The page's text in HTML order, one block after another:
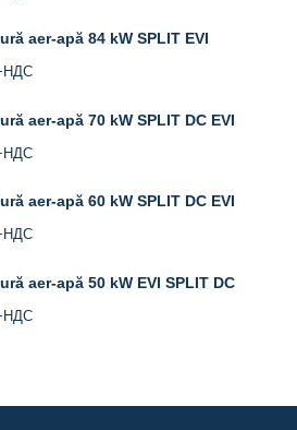
aer-apă 84 kW SPLIT EVI
aer-apă 70 kW SPLIT DC EVI
aer‑apă 60 kW SPLIT DC EVI
aer‑apă 50 kW EVI SPLIT DC